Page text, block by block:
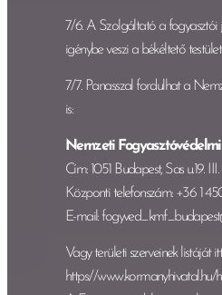
7/6. A Szolgáltató a fogyasztói
igénybe veszi a békéltető
7/7. Panasszal fordulhat a
is:
Nemzeti
Cím: 1051 Budapest, Sas u.19. III.
Központi telefonszám: +36 1
E-mail:
Vagy területi szerveinek listáját
https://www.kormanyhivatal.hu/